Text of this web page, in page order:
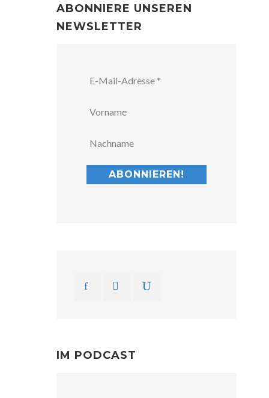
ABONNIERE UNSEREN
NEWSLETTER
IM PODCAST